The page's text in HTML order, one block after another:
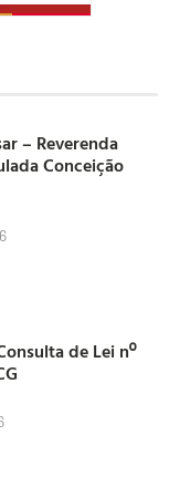
– Reverenda
Conceição
de Lei nº